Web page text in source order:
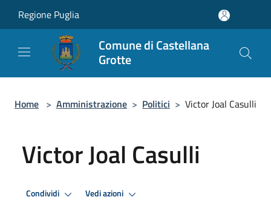
Regione Puglia
Comune di Castellana
Grotte
Home > Amministrazione > Politici > Victor Joal Casulli
Victor Joal Casulli
Condividi Vedi azioni